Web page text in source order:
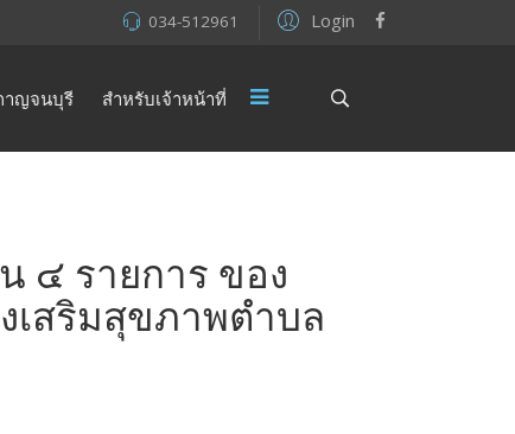
Login
034-512961
าญจนบุรี สำหรับเจ้าหน้าที่
๔ รายการ ของ
เสริมสุขภาพตำบล